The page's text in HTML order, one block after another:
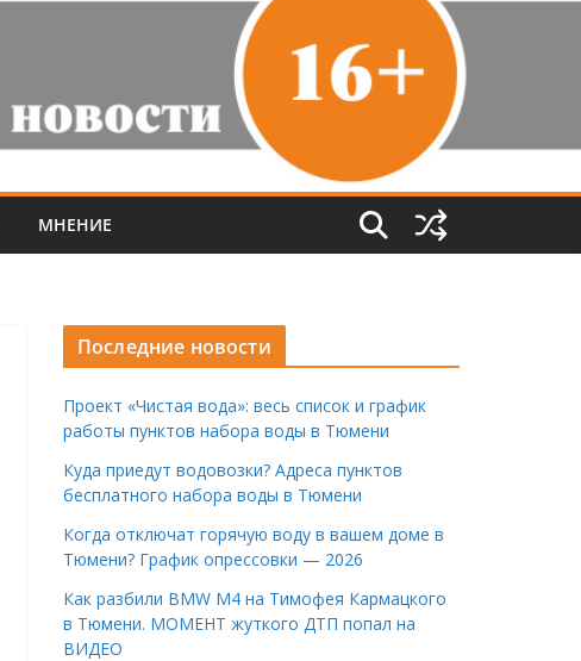
МНЕНИЕ
Последние новости
Проект «Чистая вода»: весь список и график
работы пунктов набора воды в Тюмени
Куда приедут водовозки? Адреса пунктов
бесплатного набора воды в Тюмени
Когда отключат горячую воду в вашем доме в
Тюмени? График опрессовки — 2026
Как разбили BMW M4 на Тимофея Кармацкого
в Тюмени. МОМЕНТ жуткого ДТП попал на
ВИДЕО